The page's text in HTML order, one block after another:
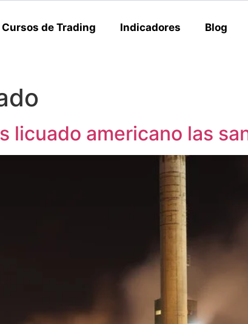
Cursos de Trading Indicadores Blog
licuado americano las